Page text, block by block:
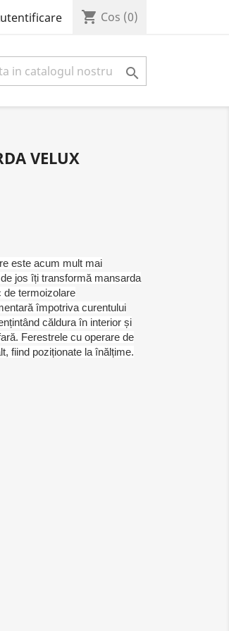
shopping_cart Cos (0)

VELUX
este acum mult mai
jos îți transformă mansarda
de termoizolare
împotriva curentului
căldura în interior și
Ferestrele cu operare de
fiind poziționate la înălțime.